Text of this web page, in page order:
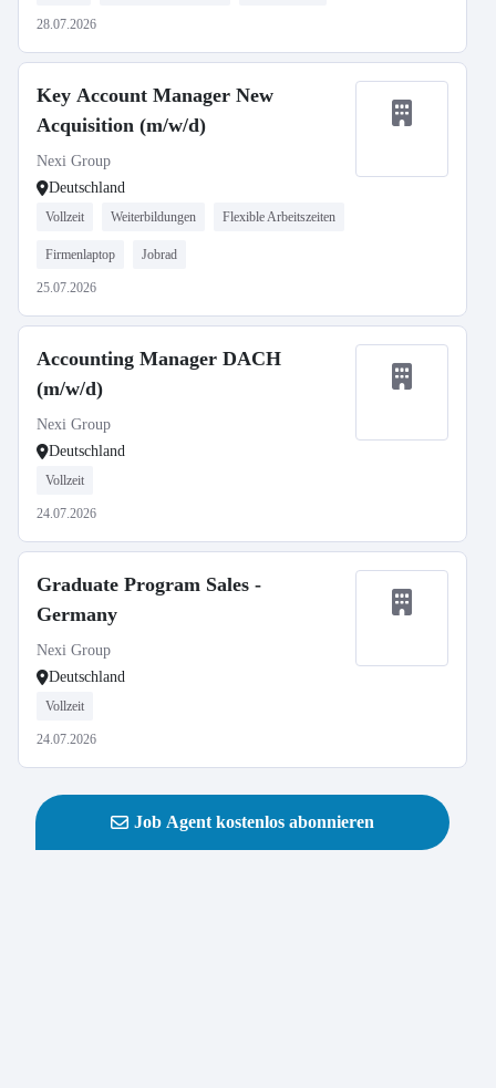
28.07.2026
Key Account Manager New
Acquisition (m/w/d)
Nexi Group
Deutschland
Vollzeit Weiterbildungen Flexible Arbeitszeiten
Firmenlaptop Jobrad
25.07.2026
Accounting Manager DACH
(m/w/d)
Nexi Group
Deutschland
Vollzeit
24.07.2026
Graduate Program Sales -
Germany
Nexi Group
Deutschland
Vollzeit
24.07.2026
Job Agent kostenlos abonnieren